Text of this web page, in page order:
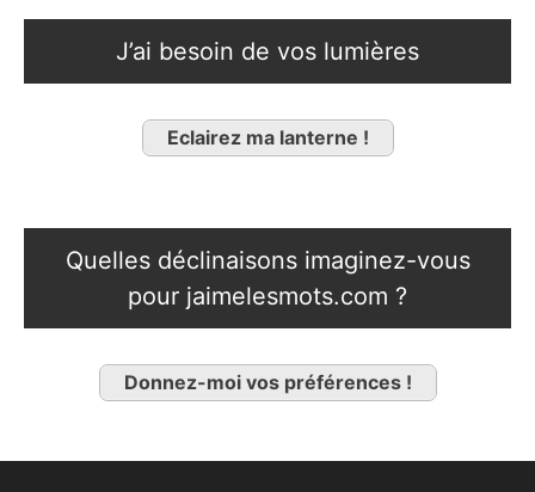
J’ai besoin de vos lumières
Eclairez ma lanterne !
Quelles déclinaisons imaginez-vous
pour jaimelesmots.com ?
Donnez-moi vos préférences !